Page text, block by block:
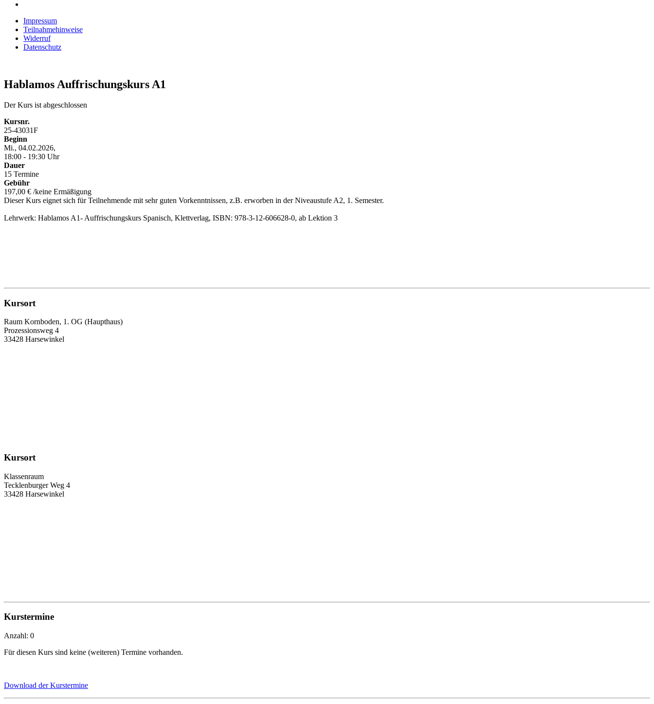
Impressum
Teilnahmehinweise
Widerruf
Datenschutz
Hablamos Auffrischungskurs A1
Der Kurs ist abgeschlossen
Kursnr.
25-43031F
Beginn
Mi., 04.02.2026,
18:00 - 19:30 Uhr
Dauer
15 Termine
Gebühr
197,00 € /keine Ermäßigung
Dieser Kurs eignet sich für Teilnehmende mit sehr guten Vorkenntnissen, z.B. erworben in der Niveaustufe A2, 1. Semester.
Lehrwerk: Hablamos A1- Auffrischungskurs Spanisch, Klettverlag, ISBN: 978-3-12-606628-0, ab Lektion 3
Kursort
Raum Kornboden, 1. OG (Haupthaus)
Prozessionsweg 4
33428 Harsewinkel
Kursort
Klassenraum
Tecklenburger Weg 4
33428 Harsewinkel
Kurstermine
Anzahl: 0
Für diesen Kurs sind keine (weiteren) Termine vorhanden.
Download der Kurstermine